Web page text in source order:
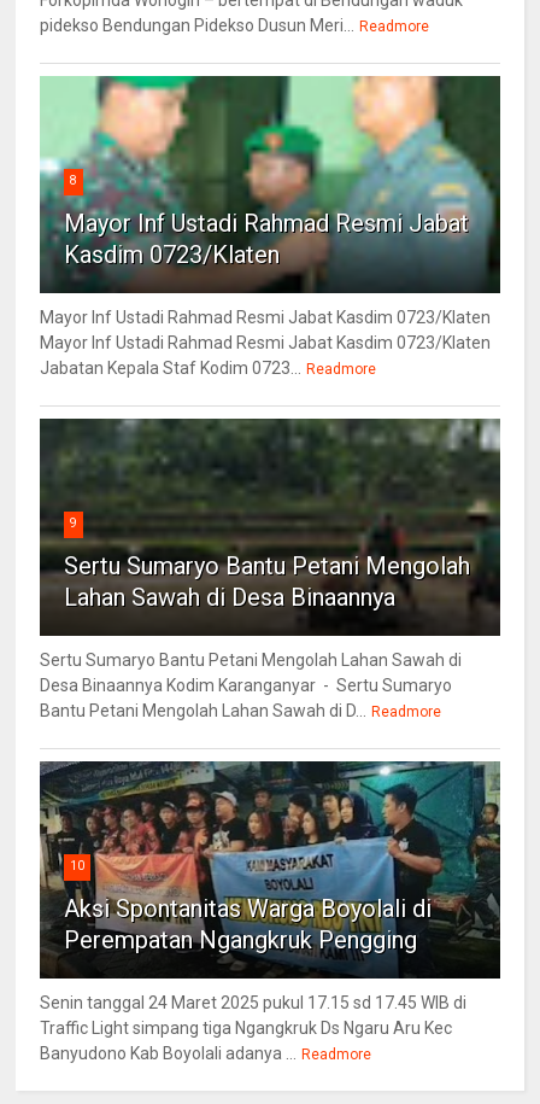
pidekso Bendungan Pidekso Dusun Meri...
Readmore
8
Mayor Inf Ustadi Rahmad Resmi Jabat
Kasdim 0723/Klaten
Mayor Inf Ustadi Rahmad Resmi Jabat Kasdim 0723/Klaten
Mayor Inf Ustadi Rahmad Resmi Jabat Kasdim 0723/Klaten
Jabatan Kepala Staf Kodim 0723...
Readmore
9
Sertu Sumaryo Bantu Petani Mengolah
Lahan Sawah di Desa Binaannya
Sertu Sumaryo Bantu Petani Mengolah Lahan Sawah di
Desa Binaannya Kodim Karanganyar - Sertu Sumaryo
Bantu Petani Mengolah Lahan Sawah di D...
Readmore
10
Aksi Spontanitas Warga Boyolali di
Perempatan Ngangkruk Pengging
Senin tanggal 24 Maret 2025 pukul 17.15 sd 17.45 WIB di
Traffic Light simpang tiga Ngangkruk Ds Ngaru Aru Kec
Banyudono Kab Boyolali adanya ...
Readmore